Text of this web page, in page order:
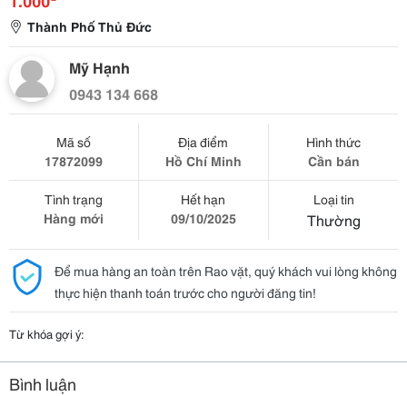
Thành Phố Thủ Đức
Mỹ Hạnh
0943 134 668
Mã số
17872099
Địa điểm
Hồ Chí Minh
Hình thức
Cần bán
Tình trạng
Hàng mới
Hết hạn
09/10/2025
Loại tin
Thường
Để mua hàng an toàn trên Rao vặt, quý khách vui lòng không
thực hiện thanh toán trước cho người đăng tin!
Từ khóa gợi ý:
Bình luận